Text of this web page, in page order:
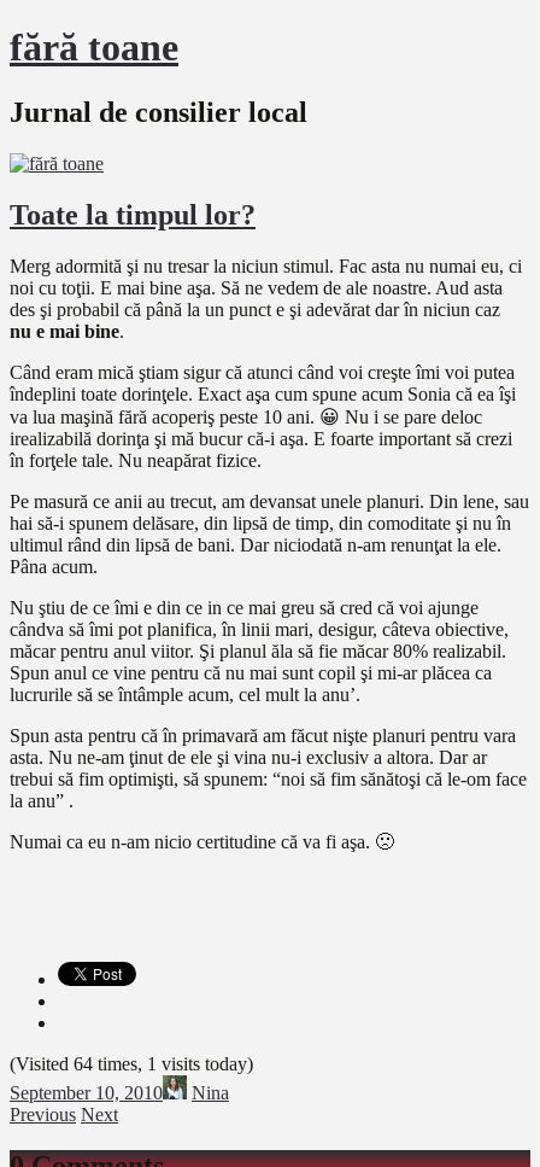
fără toane
Jurnal de consilier local
Toate la timpul lor?
Merg adormită şi nu tresar la niciun stimul. Fac asta nu numai eu, ci
noi cu toţii. E mai bine aşa. Să ne vedem de ale noastre. Aud asta
des şi probabil că până la un punct e şi adevărat dar în niciun caz
nu e mai bine.
Când eram mică ştiam sigur că atunci când voi creşte îmi voi putea
îndeplini toate dorinţele. Exact aşa cum spune acum Sonia că ea îşi
va lua maşină fără acoperiş peste 10 ani. 😀 Nu i se pare deloc
irealizabilă dorinţa şi mă bucur că-i aşa. E foarte important să crezi
în forţele tale. Nu neapărat fizice.
Pe masură ce anii au trecut, am devansat unele planuri. Din lene, sau
hai să-i spunem delăsare, din lipsă de timp, din comoditate şi nu în
ultimul rând din lipsă de bani. Dar niciodată n-am renunţat la ele.
Pâna acum.
Nu ştiu de ce îmi e din ce in ce mai greu să cred că voi ajunge
cândva să îmi pot planifica, în linii mari, desigur, câteva obiective,
măcar pentru anul viitor. Şi planul ăla să fie măcar 80% realizabil.
Spun anul ce vine pentru că nu mai sunt copil şi mi-ar plăcea ca
lucrurile să se întâmple acum, cel mult la anu’.
Spun asta pentru că în primavară am făcut nişte planuri pentru vara
asta. Nu ne-am ţinut de ele şi vina nu-i exclusiv a altora. Dar ar
trebui să fim optimişti, să spunem: “noi să fim sănătoşi că le-om face
la anu” .
Numai ca eu n-am nicio certitudine că va fi aşa. 🙁
(Visited 64 times, 1 visits today)
September 10, 2010
Nina
Previous Next